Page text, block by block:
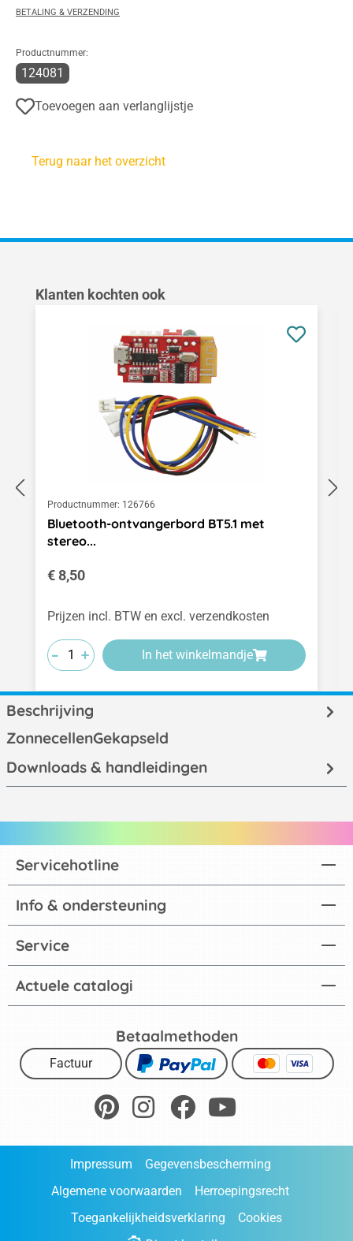
BETALING & VERZENDING
Productnummer:
124081
Toevoegen aan verlanglijstje
Terug naar het overzicht
Productgalerij overslaan
Klanten kochten ook
Productnummer: 126766
Bluetooth-ontvangerbord BT5.1 met
stereo...
Normale prijs:
€ 8,50
Prijzen incl. BTW en excl. verzendkosten
-
-
- +
+
+ In het winkelmandje
Beschrijving
ZonnecellenGekapseld
Downloads & handleidingen
Actuele catalogi
Servicehotline
Info & ondersteuning
Service
Betaalmethoden
Factuur
Impressum
Gegevensbescherming
Algemene voorwaarden
Herroepingsrecht
Toegankelijkheidsverklaring
Cookies